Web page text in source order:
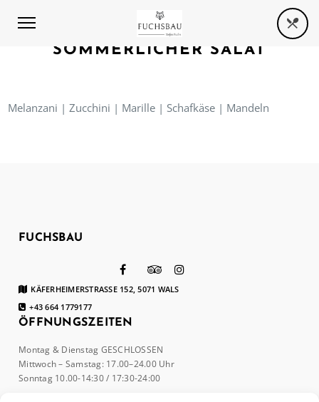
SOMMERLICHER SALAT
Melanzani | Zucchini | Marille | Schafkäse | Mandeln
FUCHSBAU
KÄFERHEIMERSTRASSE 152, 5071 WALS
+43 664 1779177
ÖFFNUNGSZEITEN
Montag & Dienstag GESCHLOSSEN
Mittwoch – Samstag: 17.00–24.00 Uhr
Sonntag 10.00-14:30 / 17:30-24:00